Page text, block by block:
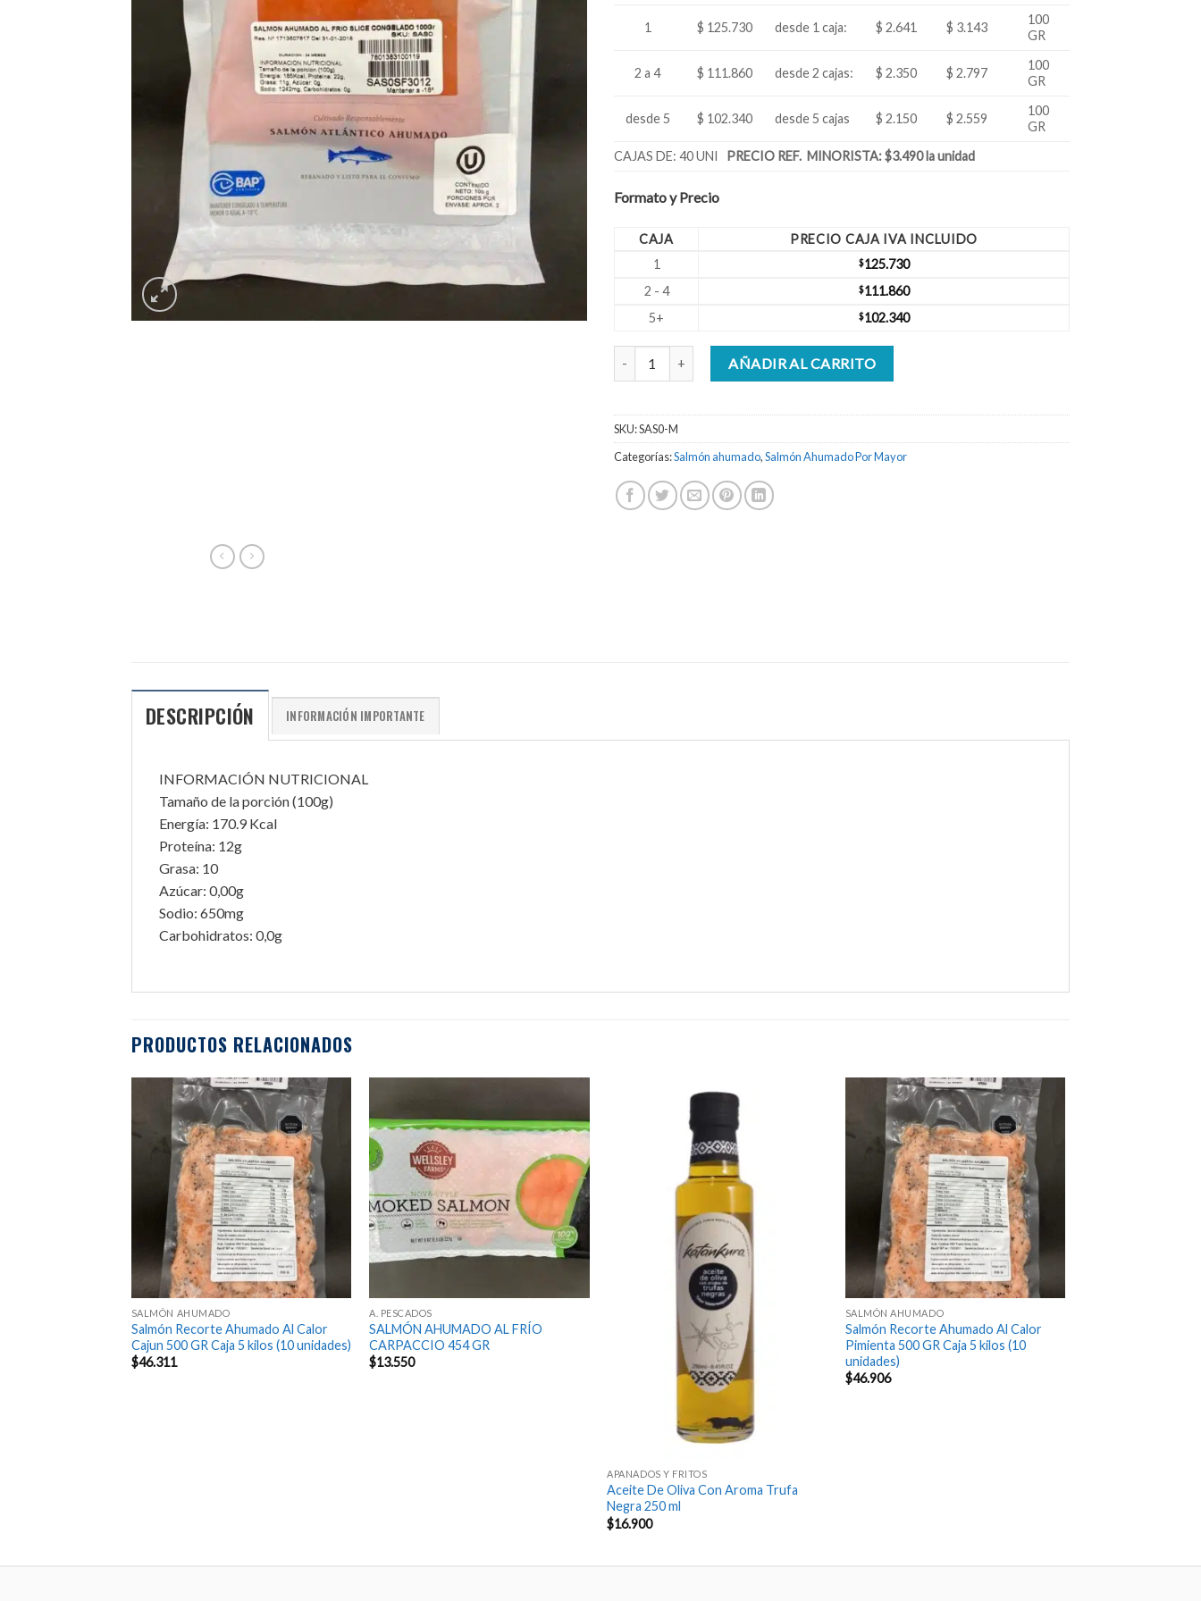
1 $ 125.730 desde 1 caja: $ 2.641 $ 3.143
100
GR
2 a 4 $ 111.860 desde 2 cajas: $ 2.350 $ 2.797
100
GR
desde 5 $ 102.340 desde 5 cajas $ 2.150 $ 2.559
100
GR
CAJAS DE: 40 UNI
PRECIO REF. MINORISTA: $3.490 la unidad
Formato y Precio
CAJA
PRECIO CAJA IVA INCLUIDO
1
$125.730
2 - 4
$111.860
5+
$102.340
Salmón Ahumado Al Frío Carpaccio 100 gr Caja 40 unidades cantidad
AÑADIR AL CARRITO
SKU:SAS0-M
Categorías:Salmón ahumado,Salmón Ahumado Por Mayor
DESCRIPCIÓN INFORMACIÓN IMPORTANTE
INFORMACIÓN NUTRICIONAL
Tamaño de la porción (100g)
Energía: 170.9 Kcal
Proteína: 12g
Grasa: 10
Azúcar: 0,00g
Sodio: 650mg
Carbohidratos: 0,0g
PRODUCTOS RELACIONADOS
SALMÓN AHUMADO
Salmón Recorte Ahumado Al Calor
Cajun 500 GR Caja 5 kilos (10 unidades)
$46.311
A. PESCADOS
SALMÓN AHUMADO AL FRÍO
CARPACCIO 454 GR
$13.550
APANADOS Y FRITOS
Aceite De Oliva Con Aroma Trufa
Negra 250 ml
$16.900
SALMÓN AHUMADO
Salmón Recorte Ahumado Al Calor
Pimienta 500 GR Caja 5 kilos (10
unidades)
$46.906